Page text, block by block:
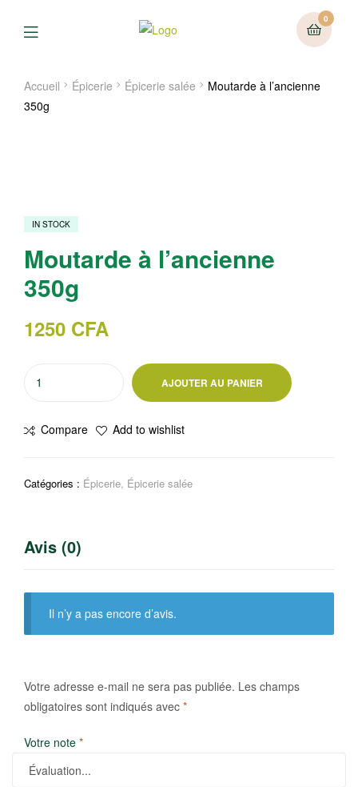
0
Menu
Accueil Épicerie Épicerie salée
Moutarde à l’ancienne
350g
IN STOCK
Moutarde à l’ancienne
350g
1250 CFA
à
AJOUTER AU PANIER
Compare Add to wishlist
Catégories : Épicerie, Épicerie salée
Avis (0)
Il n’y a pas encore d’avis.
Votre adresse e-mail ne sera pas publiée. Les champs
obligatoires sont indiqués avec *
Votre note *